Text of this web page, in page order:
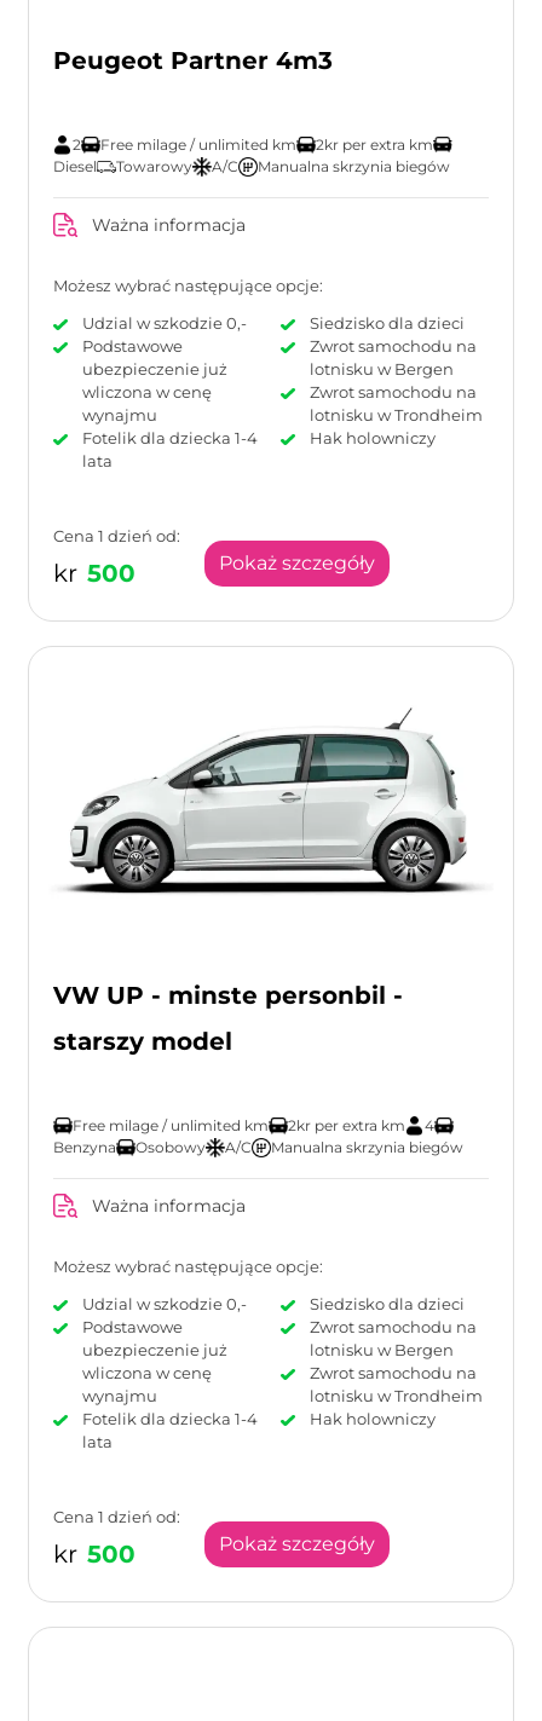
Peugeot Partner 4m3
2 Free milage / unlimited km
2kr per extra km
Diesel
Towarowy A/C Manualna skrzynia biegów
Ważna informacja
Możesz wybrać następujące opcje:
Udzial w szkodzie 0,-
Podstawowe
ubezpieczenie już
wliczona w cenę
wynajmu
Fotelik dla dziecka 1-4
lata
Siedzisko dla dzieci
Zwrot samochodu na
lotnisku w Bergen
Zwrot samochodu na
lotnisku w Trondheim
Hak holowniczy
Cena 1 dzień od:
kr 500 Pokaż szczegóły
VW UP - minste personbil -
starszy model
Free milage / unlimited km 2kr per extra km
4
Benzyna
Osobowy A/C Manualna skrzynia biegów
Ważna informacja
Możesz wybrać następujące opcje:
Udzial w szkodzie 0,-
Podstawowe
ubezpieczenie już
wliczona w cenę
wynajmu
Fotelik dla dziecka 1-4
lata
Siedzisko dla dzieci
Zwrot samochodu na
lotnisku w Bergen
Zwrot samochodu na
lotnisku w Trondheim
Hak holowniczy
Cena 1 dzień od:
kr 500 Pokaż szczegóły